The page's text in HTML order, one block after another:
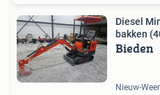
Diesel
bakken
Bieden
Nieuw-